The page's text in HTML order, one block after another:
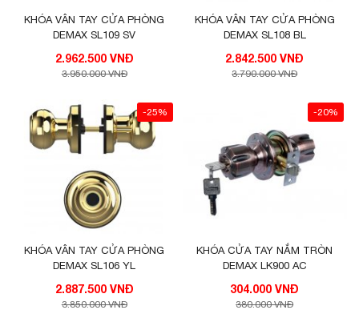
KHÓA VÂN TAY CỬA PHÒNG
DEMAX SL109 SV
2.962.500 VNĐ
3.950.000 VNĐ
KHÓA VÂN TAY CỬA PHÒNG
DEMAX SL108 BL
2.842.500 VNĐ
3.790.000 VNĐ
-25%
KHÓA VÂN TAY CỬA PHÒNG
DEMAX SL106 YL
2.887.500 VNĐ
3.850.000 VNĐ
-20%
KHÓA CỬA TAY NẮM TRÒN
DEMAX LK900 AC
304.000 VNĐ
380.000 VNĐ